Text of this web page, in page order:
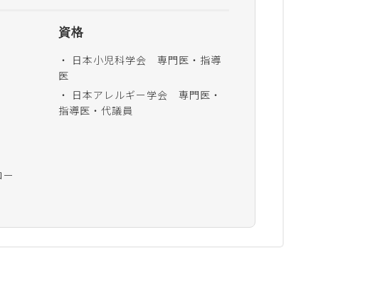
資格
日本小児科学会 専門医・指導
医
日本アレルギー学会 専門医・
指導医・代議員